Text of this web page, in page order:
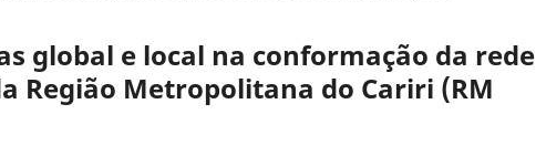
global e local na conformação da rede
Região Metropolitana do Cariri (RM